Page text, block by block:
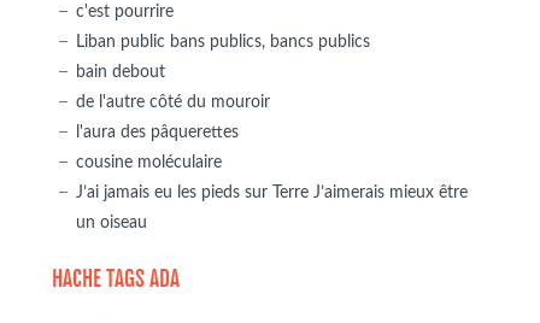
c'est pourrire
Liban public bans publics, bancs publics
bain debout
de l'autre côté du mouroir
l'aura des pâquerettes
cousine moléculaire
J’ai jamais eu les pieds sur Terre J’aimerais mieux être
un oiseau
HACHE TAGS ADA